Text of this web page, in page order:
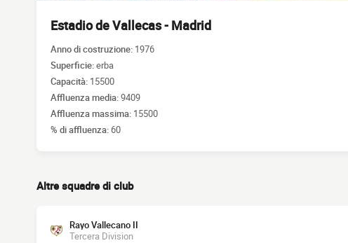
Estadio de Vallecas - Madrid
Anno di costruzione: 1976
Superficie:erba
Capacità: 15500
Affluenza media:9409
Affluenza massima: 15500
% di affluenza:60
Altre squadre di club
Rayo Vallecano II
Tercera Division